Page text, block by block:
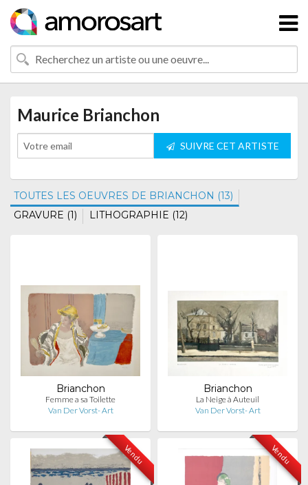
Maurice Brianchon
SUIVRE CET ARTISTE
TOUTES LES OEUVRES DE BRIANCHON (13)
GRAVURE (1)
LITHOGRAPHIE (12)
Brianchon
Femme a sa Toilette
Van Der Vorst- Art
Brianchon
La Neige à Auteuil
Van Der Vorst- Art
Vendu Vendu